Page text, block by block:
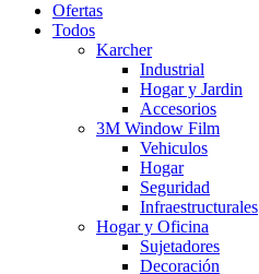
Ofertas
Todos
Karcher
Industrial
Hogar y Jardin
Accesorios
3M Window Film
Vehiculos
Hogar
Seguridad
Infraestructurales
Hogar y Oficina
Sujetadores
Decoración